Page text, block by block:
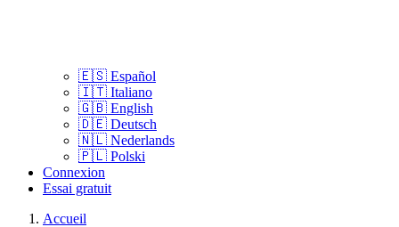
🇪🇸 Español
🇮🇹 Italiano
🇬🇧 English
🇩🇪 Deutsch
🇳🇱 Nederlands
🇵🇱 Polski
Connexion
Essai gratuit
Accueil